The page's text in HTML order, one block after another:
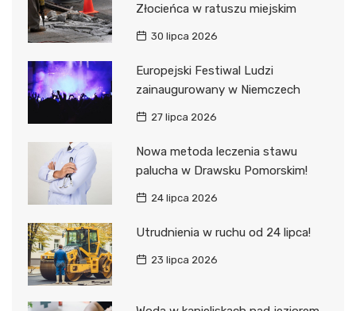
Złocieńca w ratuszu miejskim
30 lipca 2026
Europejski Festiwal Ludzi
zainaugurowany w Niemczech
27 lipca 2026
Nowa metoda leczenia stawu
palucha w Drawsku Pomorskim!
24 lipca 2026
Utrudnienia w ruchu od 24 lipca!
23 lipca 2026